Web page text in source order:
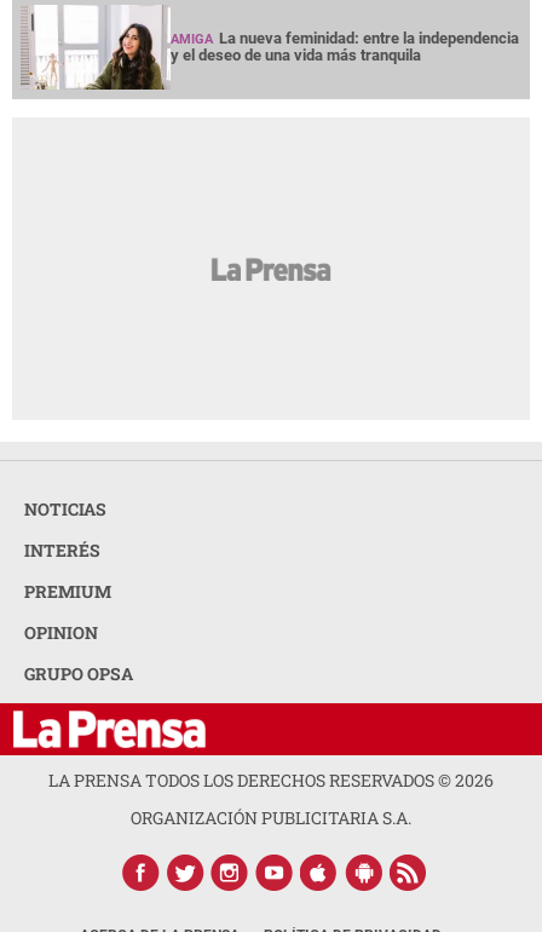
AMIGA La nueva feminidad: entre la independencia
y el deseo de una vida más tranquila
NOTICIAS
INTERÉS
PREMIUM
OPINION
GRUPO OPSA
LA PRENSA TODOS LOS DERECHOS RESERVADOS ©2026
ORGANIZACIÓN PUBLICITARIA S.A.